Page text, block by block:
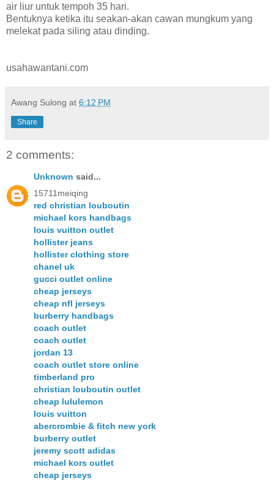
air liur untuk tempoh 35 hari.
Bentuknya ketika itu seakan-akan cawan mungkum yang
melekat pada siling atau dinding.
usahawantani.com
Awang Sulong at 6:12 PM
Share
2 comments:
Unknown said...
15711meiqing
red christian louboutin
michael kors handbags
louis vuitton outlet
hollister jeans
hollister clothing store
chanel uk
gucci outlet online
cheap jerseys
cheap nfl jerseys
burberry handbags
coach outlet
coach outlet
jordan 13
coach outlet store online
timberland pro
christian louboutin outlet
cheap lululemon
louis vuitton
abercrombie & fitch new york
burberry outlet
jeremy scott adidas
michael kors outlet
cheap jerseys